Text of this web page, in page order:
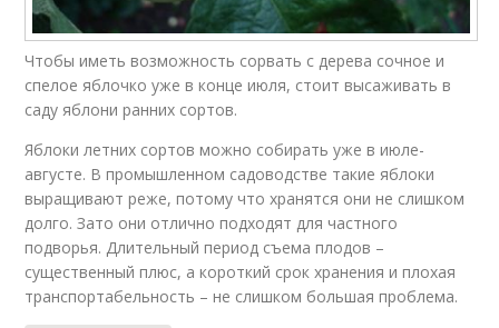
Чтобы иметь возможность сорвать с дерева сочное и
спелое яблочко уже в конце июля, стоит высаживать в
саду яблони ранних сортов.
Яблоки летних сортов можно собирать уже в июле-
августе. В промышленном садоводстве такие яблоки
выращивают реже, потому что хранятся они не слишком
долго. Зато они отлично подходят для частного
подворья. Длительный период съема плодов –
существенный плюс, а короткий срок хранения и плохая
транспортабельность – не слишком большая проблема.